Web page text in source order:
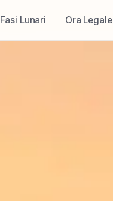
Fasi Lunari Ora Legale